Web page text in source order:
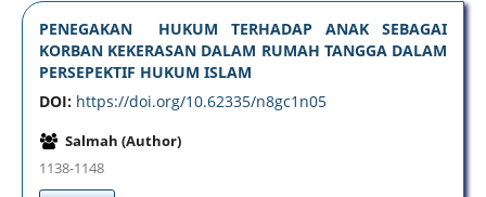
PENEGAKAN HUKUM TERHADAP ANAK SEBAGAI
KORBAN KEKERASAN DALAM RUMAH TANGGA DALAM
PERSEPEKTIF HUKUM ISLAM
DOI: https://doi.org/10.62335/n8gc1n05
Salmah (Author)
1138-1148